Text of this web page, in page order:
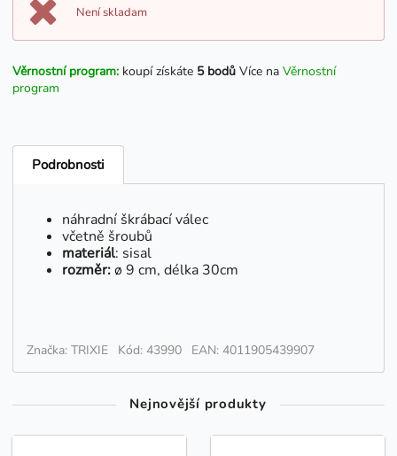
Není skladam
Věrnostní program: koupí získáte 5 bodů Více na Věrnostní
program
Podrobnosti
náhradní škrábací válec
včetně šroubů
materiál: sisal
rozměr:ø 9 cm, délka 30cm
Značka: TRIXIE Kód: 43990 EAN: 4011905439907
Nejnovější produkty